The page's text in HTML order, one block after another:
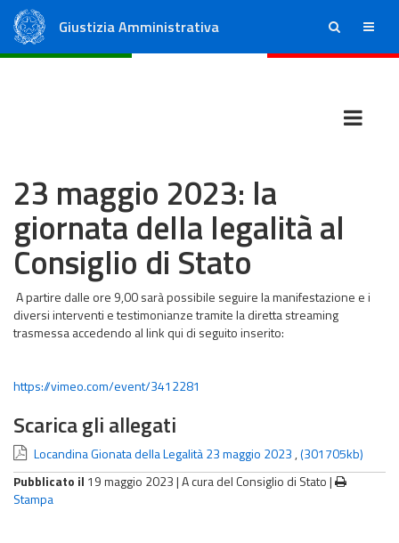
Giustizia Amministrativa ricerca menu
23 maggio 2023: la
giornata della legalità al
Consiglio di Stato
A partire dalle ore 9,00 sarà possibile seguire la manifestazione e i
diversi interventi e testimonianze tramite la diretta streaming
trasmessa accedendo al link qui di seguito inserito:
https://vimeo.com/event/3412281
Scarica gli allegati
Locandina Gionata della Legalità 23 maggio 2023 ,(301705kb)
Pubblicato il 19 maggio 2023 |A cura del Consiglio di Stato|
Stampa